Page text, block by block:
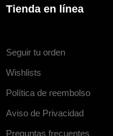
Tienda en línea
Seguir tu orden
Wishlists
Política de reembolso
Aviso de Privacidad
Preguntas frecuentes